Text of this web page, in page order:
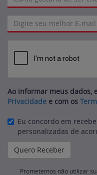
Ao informar meus dados,
Privacidade e com os
Eu concordo em
personalizadas de
Prometemos não utilizar